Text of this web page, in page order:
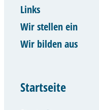
Links
Wir stellen ein
Wir bilden aus
Startseite